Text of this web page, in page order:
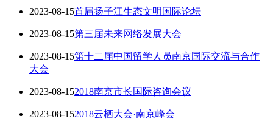
2023-08-15首届扬子江生态文明国际论坛
2023-08-15第三届未来网络发展大会
2023-08-15第十二届中国留学人员南京国际交流与合作
大会
2023-08-152018南京市长国际咨询会议
2023-08-152018云栖大会·南京峰会